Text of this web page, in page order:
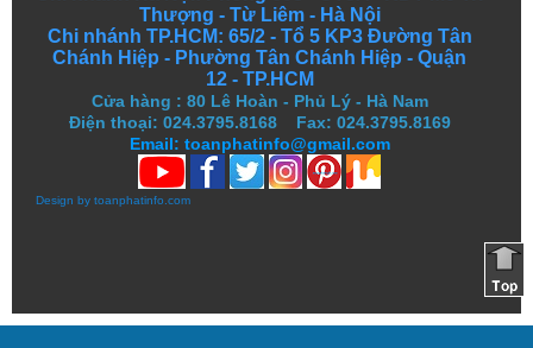
Thượng - Từ Liêm - Hà Nội
Chi nhánh TP.HCM: 65/2 - Tổ 5 KP3 Đường Tân
Chánh Hiệp - Phường Tân Chánh Hiệp - Quận
12 - TP.HCM
Cửa hàng : 80 Lê Hoàn - Phủ Lý - Hà Nam
Điện thoại: 024.3795.8168 Fax: 024.3795.8169
Email: toanphatinfo@gmail.com
Design by toanphatinfo.com